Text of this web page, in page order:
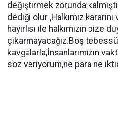
değiştirmek zorunda
dediği olur ,Halkımız
hayırlısı ile halkımızın bize
çıkarmayacağız.Boş
kavgalarla,İnsanlarımızın
söz veriyorum,ne para ne